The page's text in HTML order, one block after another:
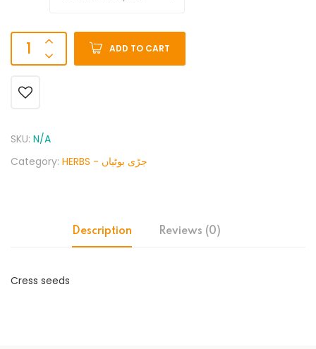
ADD TO CART
SKU: N/A
Category:
HERBS - جڑی بوٹیاں
Description Reviews (0)
Cress seeds